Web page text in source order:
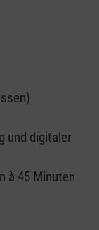
und digitaler
à 45 Minuten